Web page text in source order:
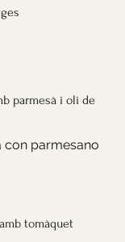
parmesà i oli de
con parmesano
tomàquet